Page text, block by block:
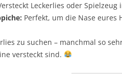
Leckerlies oder
Perfekt, um die Nase eures
zu suchen – manchmal so
versteckt sind.